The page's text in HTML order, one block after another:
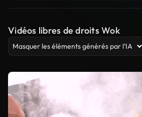
Vidéos libres de droits Wok
Masquer les éléments générés par l’IA